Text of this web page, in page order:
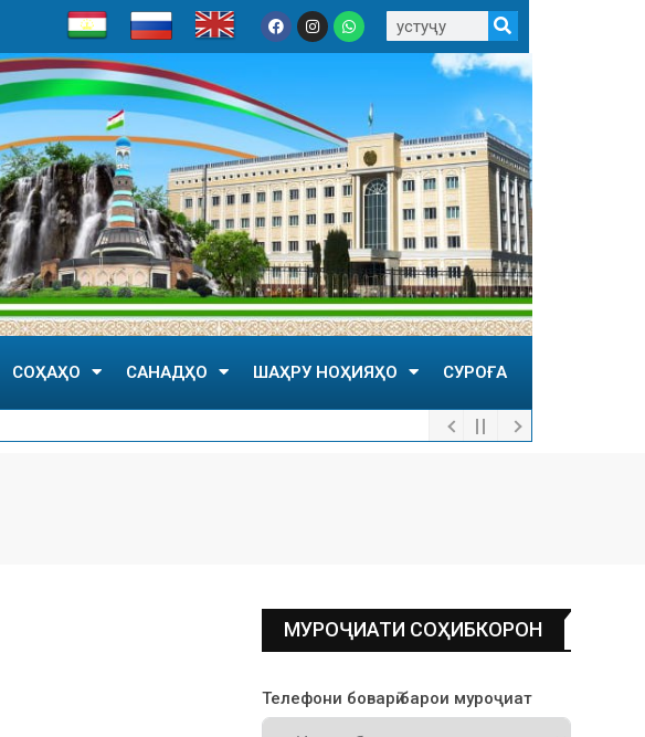
СОҲАҲО САНАДҲО ШАҲРУ НОҲИЯҲО СУРОҒА
МУРОҶИАТИ СОҲИБКОРОН
Телефони боварӣ барои муроҷиат